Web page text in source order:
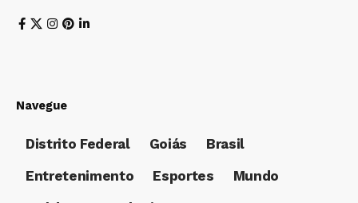
Navegue
Distrito Federal Goiás
Brasil
Entretenimento
Esportes
Mundo